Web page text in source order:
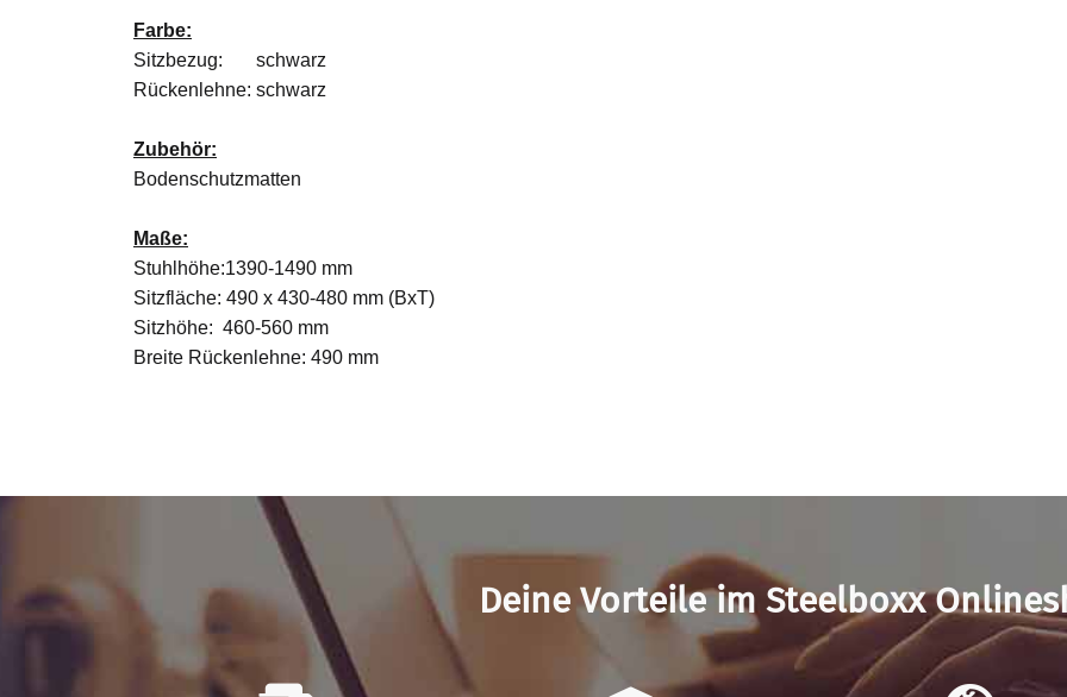
Farbe:
Sitzbezug: schwarz
Rückenlehne: schwarz
Zubehör:
Bodenschutzmatten
Maße:
Stuhlhöhe:1390-1490 mm
Sitzfläche: 490 x 430-480 mm (BxT)
Sitzhöhe: 460-560 mm
Breite Rückenlehne: 490 mm
Deine Vorteile im Steelboxx